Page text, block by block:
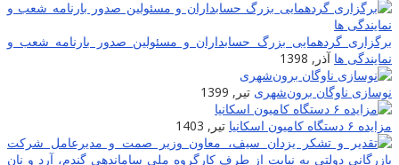
برگزاری گردهمایی بزرگ حسابداران و مسئولین صدور بارنامه شعب و
نمایندگی ها آذر, 1398
نوسازی ناوگان برون‌شهری تیر, 1399
مزایده ۶ دستگاه کامیون اسکانیا
تیر, 1403